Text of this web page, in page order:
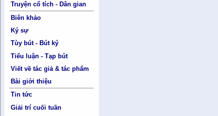
Truyện cổ tích - Dân gian
Biên khảo
Ký sự
Tùy bút - Bút ký
Tiểu luận - Tạp bút
Viết về tác giả & tác phẩm
Bài giới thiệu
Tin tức
Giải trí cuối tuần